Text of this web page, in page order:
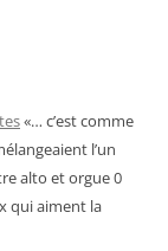
«… c’est comme
l’un
alto et orgue 0
qui aiment la